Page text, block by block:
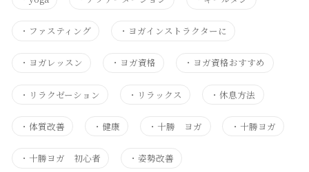
・ ファスティング ・ ヨガインストラクターに
・ ヨガレッスン ・ ヨガ資格 ・ ヨガ資格おすすめ
・ リラクゼーション ・ リラックス ・休息方法
・ 体質改善 ・ 健康 ・ 十勝 ヨガ ・ 十勝ヨガ
・ 十勝ヨガ 初心者 ・姿勢改善